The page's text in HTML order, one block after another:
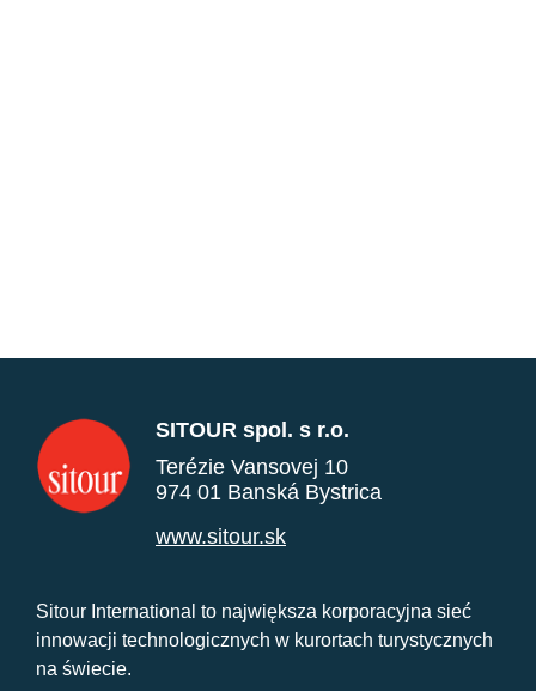
SITOUR spol. s r.o.
Terézie Vansovej 10
974 01 Banská Bystrica
www.sitour.sk
Sitour International to największa korporacyjna sieć
innowacji technologicznych w kurortach turystycznych
na świecie.